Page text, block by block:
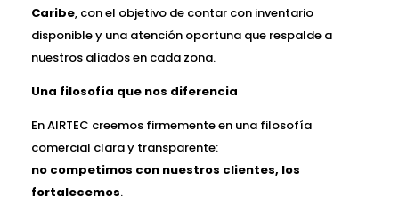
Caribe, con el objetivo de contar con inventario
disponible y una atención oportuna que respalde a
nuestros aliados en cada zona.
Una filosofía que nos diferencia
En AIRTEC creemos firmemente en una filosofía
comercial clara y transparente:
no competimos con nuestros clientes, los
fortalecemos.